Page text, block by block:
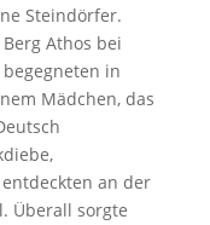
Steindörfer.
Athos bei
in
Mädchen, das
an der
Überall sorgte